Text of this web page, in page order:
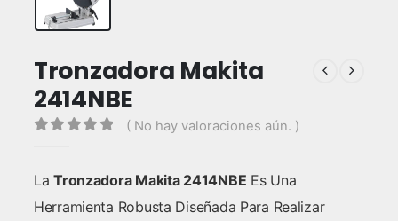
Tronzadora Makita
2414NBE
( No hay valoraciones aún. )
LaTronzadora Makita 2414NBE Es Una
Herramienta Robusta Diseñada Para Realizar